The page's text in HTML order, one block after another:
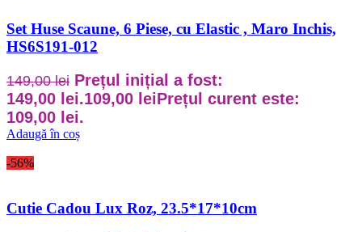
Set Huse Scaune, 6 Piese, cu Elastic , Maro Inchis,
HS6S191-012
149,00lei Prețul inițial a fost:
149,00 lei.109,00 leiPrețul curent este:
109,00 lei.
Adaugă în coș
-56%
Cutie Cadou Lux Roz, 23.5*17*10cm